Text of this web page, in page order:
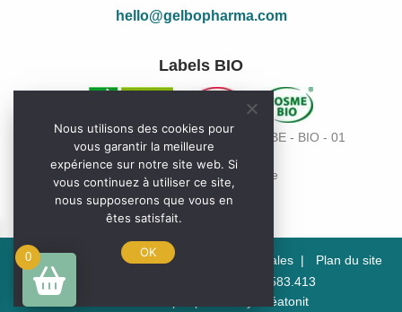
hello@gelbopharma.com
Labels BIO
Code de l’organisme de contrôle Bio: BE - BIO - 01
Paiement sécurisé en ligne
© 2026 Gelbopharma - BE0870.583.413
Créatonit
Politique de confidentialité Mentions légales Plan du site
0
Nous utilisons des cookies pour
vous garantir la meilleure
expérience sur notre site web. Si
vous continuez à utiliser ce site,
nous supposerons que vous en
êtes satisfait.
OK